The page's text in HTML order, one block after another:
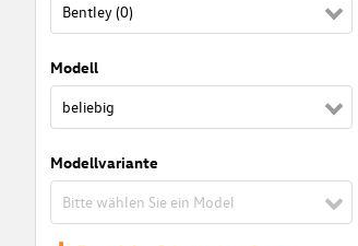
Bentley (0)
Modell
beliebig
Modellvariante
Bitte wählen Sie ein Model